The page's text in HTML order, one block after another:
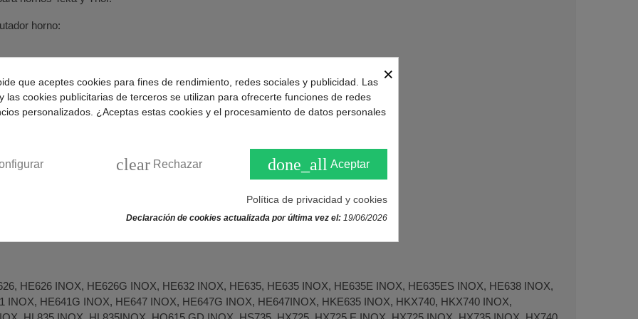
horno:
- 10A/400V.
horno compatible con varias marcas y modelos:
HE626 INOX, HE626G INOX, HE632 INOX, HE635, HE635 INOX, HE635E INOX, HE635ES INOX, HE638 INOX,
INOX, HE641G INOX, HE647 INOX, HE647G INOX, HE647INOX, HKE635 INOX, HKX740, HKX740 INOX,
×
que aceptes cookies para fines de rendimiento, redes sociales y publicidad. Las
las cookies publicitarias de terceros se utilizan para ofrecerte funciones de redes
personalizados. ¿Aceptas estas cookies y el procesamiento de datos personales
clear Rechazar done_all Aceptar
Política de privacidad y cookies
Declaración de cookies actualizada por última vez el: 19/06/2026